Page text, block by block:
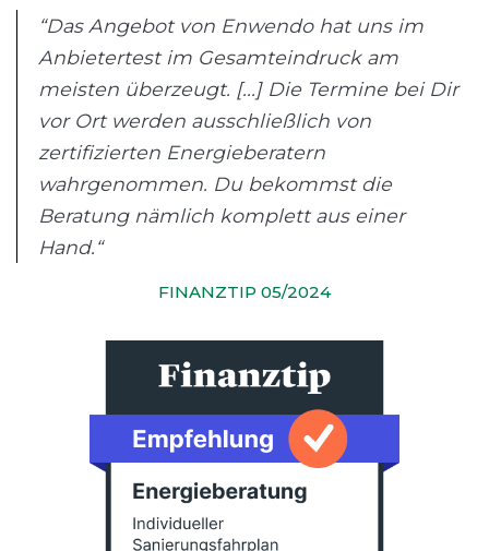
“Das Angebot von Enwendo hat uns im
Anbietertest im Gesamteindruck am
meisten überzeugt. [...] Die Termine bei Dir
vor Ort werden ausschließlich von
zertifizierten Energieberatern
wahrgenommen. Du bekommst die
Beratung nämlich komplett aus einer
Hand.“
FINANZTIP 05/2024